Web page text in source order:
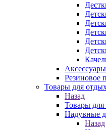
Резиновое
Товары для
Назад
Товары для
Надувные
Назад